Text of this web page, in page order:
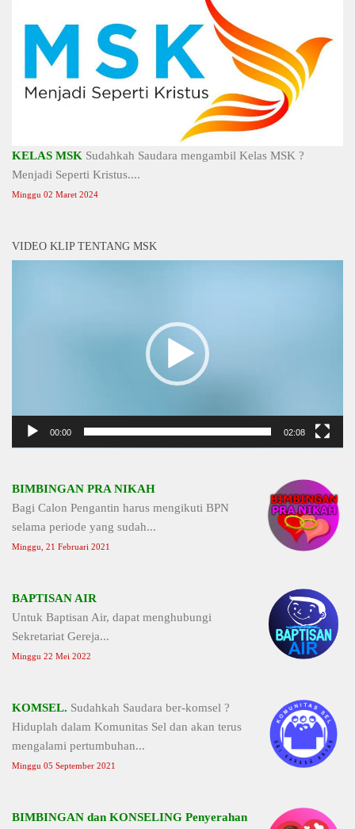
KELAS MSK Sudahkah Saudara mengambil Kelas MSK ?
Menjadi Seperti Kristus....
Minggu 02 Maret 2024
VIDEO KLIP TENTANG MSK
00:00 02:08
BIMBINGAN PRA NIKAH
Bagi Calon Pengantin harus mengikuti BPN
selama periode yang sudah...
Minggu, 21 Februari 2021
BAPTISAN AIR
Untuk Baptisan Air, dapat menghubungi
Sekretariat Gereja...
Minggu 22 Mei 2022
KOMSEL. Sudahkah Saudara ber-komsel ?
Hiduplah dalam Komunitas Sel dan akan terus
mengalami pertumbuhan...
Minggu 05 September 2021
BIMBINGAN dan KONSELING Penyerahan